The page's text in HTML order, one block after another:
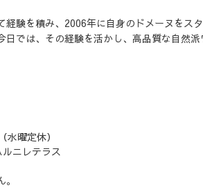
経験を積み、2006年に自身のドメーヌをス
日では、その経験を活かし、高品質な自然
曜定休）
ニレテラス